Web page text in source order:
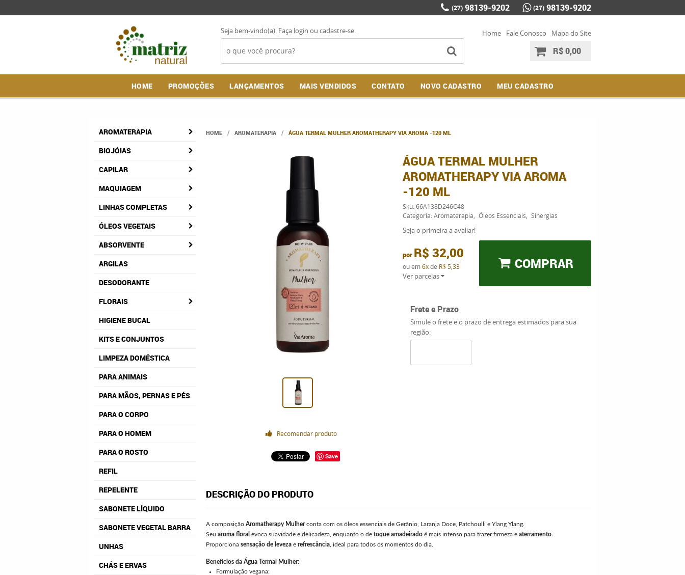
(27) 98139-9202 (27) 98139-9202
Seja bem-vindo(a). Faça login ou cadastre-se. Home Fale Conosco Mapa do Site
R$ 0,00
HOME PROMOÇÕES LANÇAMENTOS MAIS VENDIDOS CONTATO NOVO CADASTRO MEU CADASTRO
AROMATERAPIA
BIOJÓIAS
CAPILAR
MAQUIAGEM
LINHAS COMPLETAS
ÓLEOS VEGETAIS
ABSORVENTE
ARGILAS
DESODORANTE
FLORAIS
HIGIENE BUCAL
KITS E CONJUNTOS
LIMPEZA DOMÉSTICA
PARA ANIMAIS
PARA MÃOS, PERNAS E PÉS
PARA O CORPO
PARA O HOMEM
PARA O ROSTO
REFIL
REPELENTE
SABONETE LÍQUIDO
SABONETE VEGETAL BARRA
UNHAS
CHÁS E ERVAS
HOME AROMATERAPIA ÁGUA TERMAL MULHER AROMATHERAPY VIA AROMA -120 ML
Recomendar produto
Save
ÁGUA TERMAL MULHER
AROMATHERAPY VIA AROMA
-120 ML
Sku:66A138D246C48
Categoria: Aromaterapia Óleos Essenciais Sinergias
Seja o primeira a avaliar!
por R$ 32,00
ou em6xde R$ 5,33
Ver parcelas
COMPRAR
Frete e Prazo
Simule o frete e o prazo de entrega estimados para sua
região:
DESCRIÇÃO DO PRODUTO
A composição Aromatherapy Mulherconta com os óleos essenciais de Gerânio, Laranja Doce, Patchoulli e Ylang Ylang.
Seu aroma floral evoca suavidade e delicadeza, enquanto o de toque amadeirado é mais intenso para trazer firmeza e aterramento
Proporciona sensação de leveza e refrescância , ideal para todos os momentos do dia.
Benefícios da Água Termal Mulher:
Formulação vegana;